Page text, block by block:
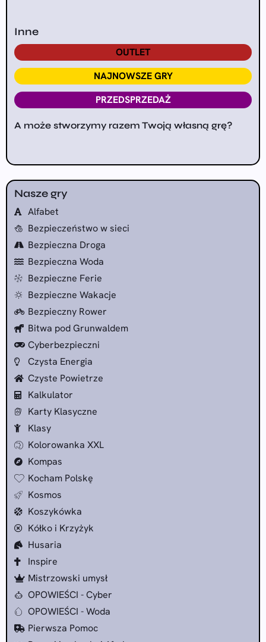
Inne
OUTLET
NAJNOWSZE GRY
PRZEDSPRZEDAŻ
A może stworzymy razem Twoją własną grę?
Nasze gry
Alfabet
Bezpieczeństwo w sieci
Bezpieczna Droga
Bezpieczna Woda
Bezpieczne Ferie
Bezpieczne Wakacje
Bezpieczny Rower
Bitwa pod Grunwaldem
Cyberbezpieczni
Czysta Energia
Czyste Powietrze
Kalkulator
Karty Klasyczne
Klasy
Kolorowanka XXL
Kompas
Kocham Polskę
Kosmos
Koszykówka
Kółko i Krzyżyk
Husaria
Inspire
Mistrzowski umysł
OPOWIEŚCI - Cyber
OPOWIEŚCI - Woda
Pierwsza Pomoc